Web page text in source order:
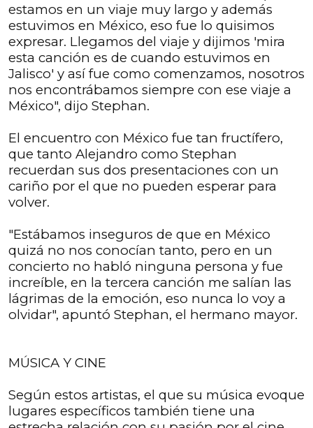
estamos en un viaje muy largo y además
estuvimos en México, eso fue lo quisimos
expresar. Llegamos del viaje y dijimos 'mira
esta canción es de cuando estuvimos en
Jalisco' y así fue como comenzamos, nosotros
nos encontrábamos siempre con ese viaje a
México", dijo Stephan.
El encuentro con México fue tan fructífero,
que tanto Alejandro como Stephan
recuerdan sus dos presentaciones con un
cariño por el que no pueden esperar para
volver.
"Estábamos inseguros de que en México
quizá no nos conocían tanto, pero en un
concierto no habló ninguna persona y fue
increíble, en la tercera canción me salían las
lágrimas de la emoción, eso nunca lo voy a
olvidar", apuntó Stephan, el hermano mayor.
MÚSICA Y CINE
Según estos artistas, el que su música evoque
lugares específicos también tiene una